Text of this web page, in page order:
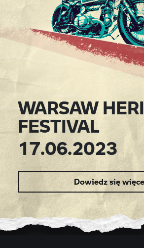
WARSAW
FESTIVAL
17.06.2023
Dowiedz się